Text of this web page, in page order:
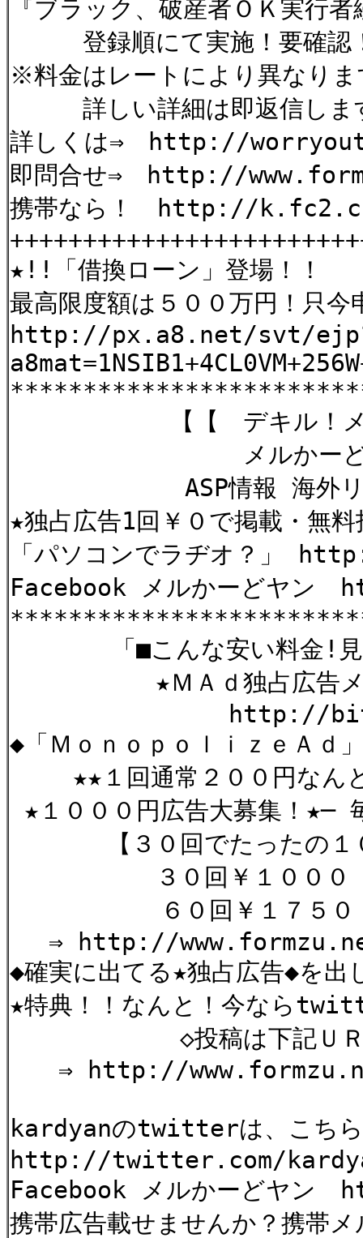
『ブラック、破産者ＯＫ実行
登録順にて実施！要確認
※料金はレートにより異なりま
詳しい詳細は即返信しま
詳しくは⇒ http://
即問合せ⇒ http://
携帯なら！ http://
★!!「借換ローン」登場！！
最高限度額は５００万円！只
http://px.a8.net/svt/
【【 デキル！
メルかーど
ASP情報 海外リード
★独占広告1回￥０で掲載・無
「パソコンでラヂオ？
Facebook メルかーどヤ
「■こんな安い料金!見た
★ＭＡｄ独占広告メル
http://bit.ly/
◆「ＭｏｎｏｐｏｌｉｚｅＡｄ
★★１回通常２００円なん
★１０００円広告大募集！★─
【３０回でたったの１０
３０回￥１０００
６０回￥１７５
⇒ http://
◆確実に出てる★独占広告◆を出
★特典！！なんと！今なら
◇投稿は下記ＵＲＬか
⇒ http://
kardyanのtwitterは、こちら
http://twitter.com/
Facebook メルかーどヤ
携帯広告載せませんか？携帯